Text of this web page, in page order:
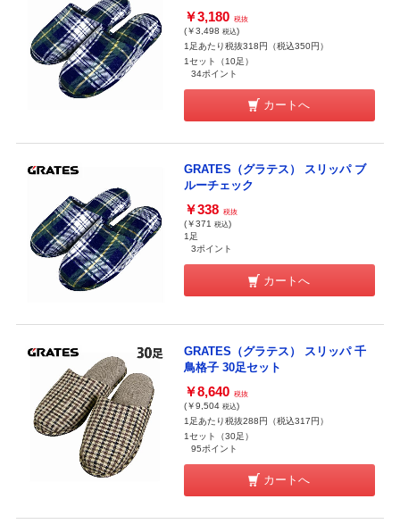
￥3,180 税抜
(￥3,498 税込)
1足あたり税抜318円（税込350円）
1セット（10足）
34ポイント
カートへ
GRATES（グラテス） スリッパ ブ
ルーチェック
￥338 税抜
(￥371 税込)
1足
3ポイント
カートへ
GRATES（グラテス） スリッパ 千
鳥格子 30足セット
￥8,640 税抜
(￥9,504 税込)
1足あたり税抜288円（税込317円）
1セット（30足）
95ポイント
カートへ